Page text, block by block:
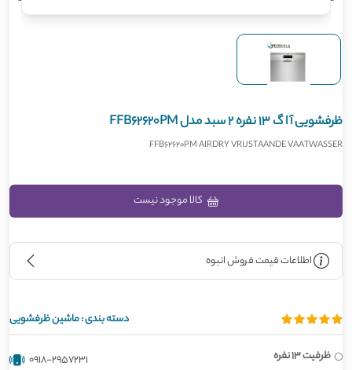
ظرفشویی آ ا گ 13 نفره 2 سبد مدل FFB62620PM
FFB62620PM AIRDRY VRIJSTAANDE VAATWASSER
اطلاعات قیمت فروش انبوه
دسته بندی :ماشین ظرفشویی
ظرفیت ۱۳ نفره
0918-2957231